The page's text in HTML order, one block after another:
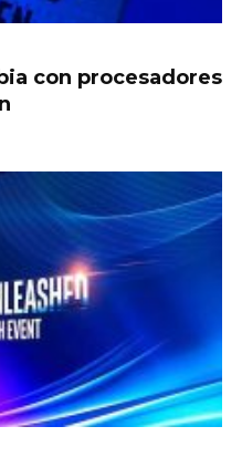
con procesadores